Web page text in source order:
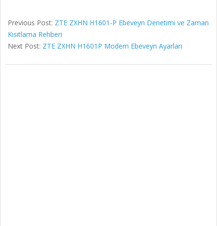
Previous Post: ZTE ZXHN H1601-P Ebeveyn Denetimi ve Zaman
Kısıtlama Rehberi
Next Post: ZTE ZXHN H1601P Modem Ebeveyn Ayarları